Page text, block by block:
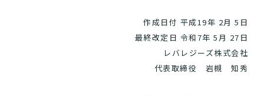
作成日付 平成19年 2月 5日
最終改定日 令和7年 5月 27日
レバレジーズ株式会社
代表取締役 岩槻 知秀